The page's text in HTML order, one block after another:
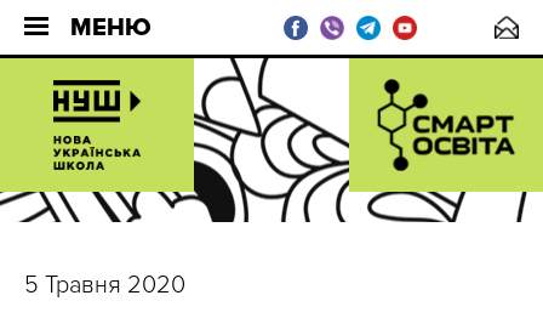
МЕНЮ
5 Травня 2020